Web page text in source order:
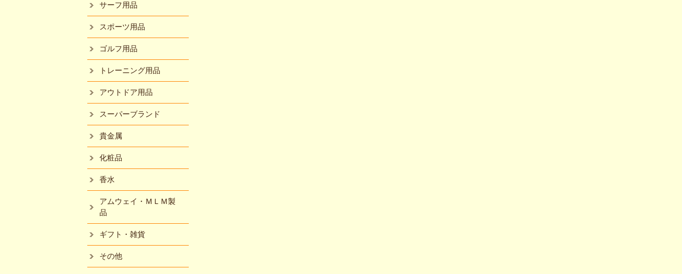
サーフ用品
スポーツ用品
ゴルフ用品
トレーニング用品
アウトドア用品
スーパーブランド
貴金属
化粧品
香水
アムウェイ・ＭＬＭ製
品
ギフト・雑貨
その他